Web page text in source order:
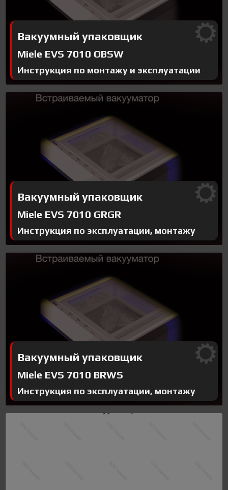
Вакуумный упаковщик
Miele EVS 7010 OBSW
Инструкция по монтажу и эксплуатации
Вакуумный упаковщик
Miele EVS 7010 GRGR
Инструкция по эксплуатации, монтажу
Вакуумный упаковщик
Miele EVS 7010 BRWS
Инструкция по эксплуатации, монтажу